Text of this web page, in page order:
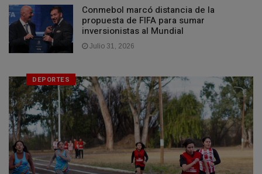
Conmebol marcó distancia de la
propuesta de FIFA para sumar
inversionistas al Mundial
Julio 31, 2026
DEPORTES